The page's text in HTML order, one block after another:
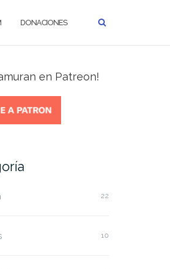
DONACIONES
en Patreon!
22
10